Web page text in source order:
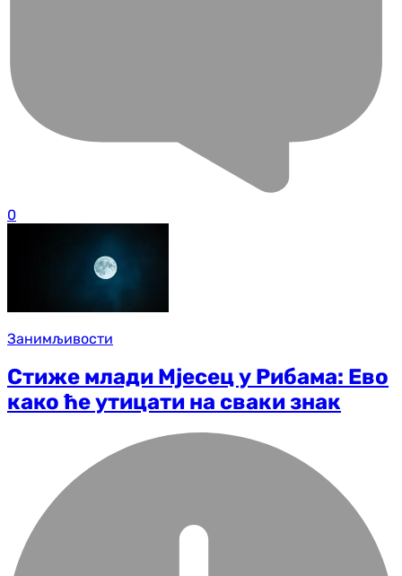
0
Занимљивости
Стиже млади Мјесец у Рибама: Ево
како ће утицати на сваки знак